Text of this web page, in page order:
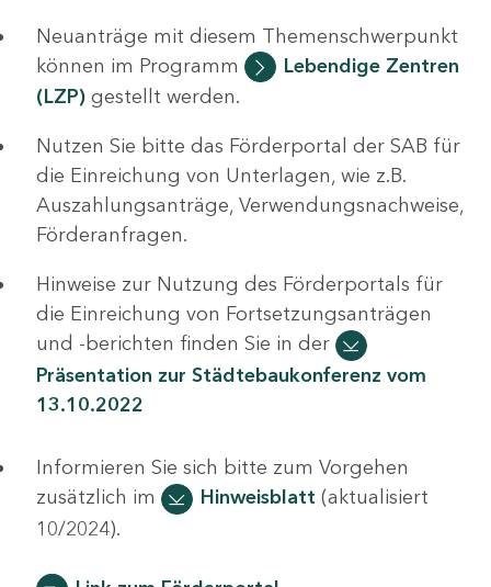
Neuanträge mit diesem Themenschwerpunkt
können im Programm
Lebendige Zentren
(LZP) gestellt werden.
Nutzen Sie bitte das Förderportal der SAB für
die Einreichung von Unterlagen, wie z.B.
Auszahlungsanträge, Verwendungsnachweise,
Förderanfragen.
Hinweise zur Nutzung des Förderportals für
die Einreichung von Fortsetzungsanträgen
und -berichten finden Sie in der
Präsentation zur Städtebaukonferenz vom
13.10.2022
Informieren Sie sich bitte zum Vorgehen
zusätzlich im
Hinweisblatt (aktualisiert
10/2024).